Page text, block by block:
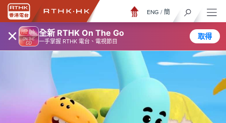
× 全新 RTHK On The Go
一手掌握 RTHK 電台、電視節目
取得
ENG / 簡